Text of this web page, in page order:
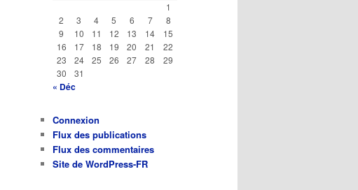
1
2
3 4 5 6 7
8
9
10 11 12 13 14
15
16
17 18 19 20 21
22
23
24 25 26 27 28
29
30
31
« Déc
Connexion
Flux des publications
Flux des commentaires
Site de WordPress-FR